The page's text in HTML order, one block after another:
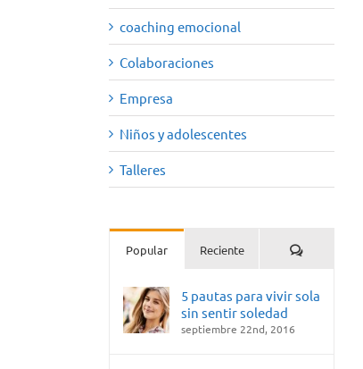
coaching emocional
Colaboraciones
Empresa
Niños y adolescentes
Talleres
Popular Reciente Comentarios
5 pautas para vivir sola
sin sentir soledad
septiembre 22nd, 2016